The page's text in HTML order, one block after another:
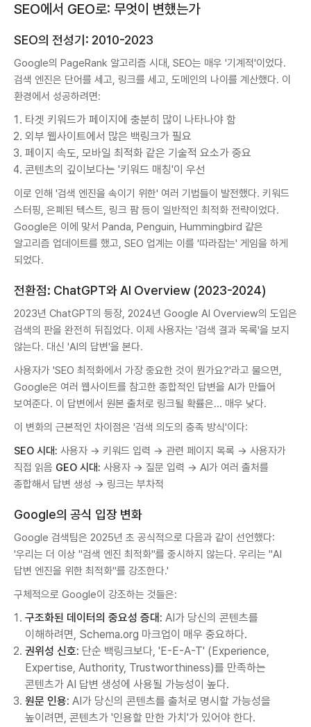
SEO에서 GEO로: 무엇이 변했는가
SEO의 전성기: 2010-2023
Google의 PageRank 알고리즘 시대, SEO는 매우 '기계적'이었다.
검색 엔진은 단어를 세고, 링크를 세고, 도메인의 나이를 계산했다. 이
환경에서 성공하려면:
타겟 키워드가 페이지에 충분히 많이 나타나야 함
외부 웹사이트에서 많은 백링크가 필요
페이지 속도, 모바일 최적화 같은 기술적 요소가 중요
콘텐츠의 깊이보다는 '키워드 매칭'이 우선
이로 인해 '검색 엔진을 속이기 위한' 여러 기법들이 발전했다. 키워드
스터핑, 은폐된 텍스트, 링크 팜 등이 일반적인 최적화 전략이었다.
Google은 이에 맞서 Panda, Penguin, Hummingbird 같은
알고리즘 업데이트를 했고, SEO 업계는 이를 '따라잡는' 게임을 하게
되었다.
전환점: ChatGPT와 AI Overview (2023-2024)
2023년 ChatGPT의 등장, 2024년 Google AI Overview의 도입은
검색의 판을 완전히 뒤집었다. 이제 사용자는 '검색 결과 목록'을 보지
않는다. 대신 'AI의 답변'을 본다.
사용자가 'SEO 최적화에서 가장 중요한 것이 뭔가요?'라고 물으면,
Google은 여러 웹사이트를 참고한 종합적인 답변을 AI가 만들어
보여준다. 이 답변에서 원본 출처로 링크될 확률은... 매우 낮다.
이 변화의 근본적인 차이점은 '검색 의도의 충족 방식'이다:
SEO 시대: 사용자 → 키워드 입력 → 관련 페이지 목록 → 사용자가
직접 읽음 GEO 시대: 사용자 → 질문 입력 → AI가 여러 출처를
종합해서 답변 생성 → 링크는 부차적
Google의 공식 입장 변화
Google 검색팀은 2025년 초 공식적으로 다음과 같이 선언했다:
'우리는 더 이상 "검색 엔진 최적화"를 중시하지 않는다. 우리는 "AI
답변 엔진을 위한 최적화"를 강조한다.'
구체적으로 Google이 강조하는 것들은:
구조화된 데이터의 중요성 증대: AI가 당신의 콘텐츠를
이해하려면, Schema.org 마크업이 매우 중요하다.
권위성 신호: 단순 백링크보다, 'E-E-A-T' (Experience,
Expertise, Authority, Trustworthiness)를 만족하는
콘텐츠가 AI 답변 생성에 사용될 가능성이 높다.
원문 인용: AI가 당신의 콘텐츠를 출처로 명시할 가능성을
높이려면, 콘텐츠가 '인용할 만한 가치'가 있어야 한다.